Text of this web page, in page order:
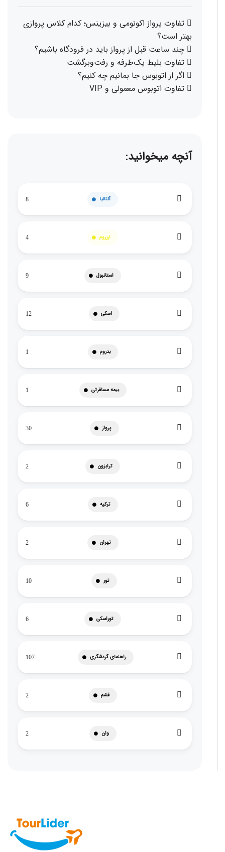
تفاوت پرواز اکونومی و بیزینس؛ کدام کلاس پروازی
بهتر است؟
چند ساعت قبل از پرواز باید در فرودگاه باشیم؟
تفاوت بلیط یک‌طرفه و رفت‌وبرگشت
اگر از اتوبوس جا بمانیم چه کنیم؟
تفاوت اتوبوس معمولی و VIP
آنچه میخوانید:
آنتالیا 8
ارزروم 4
استانبول 9
اسکی 12
بدروم 1
بیمه مسافرتی 1
پرواز 30
ترابزون 2
ترکیه 6
تهران 2
تور 10
توراسکی 6
راهنمای گردشگری 107
قشم 2
وان 2